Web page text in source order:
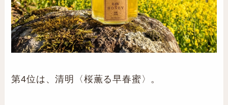
第4位は、清明〈桜薫る早春蜜〉。